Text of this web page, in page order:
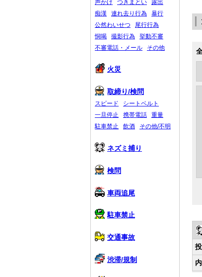
声かけ つきまとい
露出
痴漢
連れ去り行為
暴行
公然わいせつ
尾行行為
恫喝
撮影行為
挙動不審
不審電話・メール
その他
火災
取締り/検問
スピード
シートベルト
一旦停止
携帯電話
重量
駐車禁止
飲酒 その他/不明
ネズミ捕り
検問
車両追尾
駐車禁止
交通事故
渋滞/規制